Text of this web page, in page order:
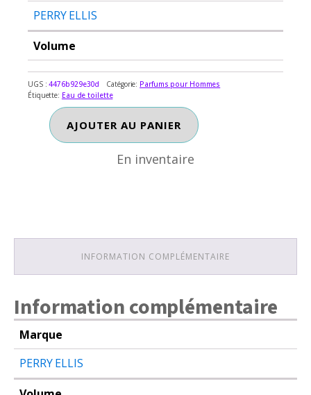
PERRY ELLIS
Volume
UGS :4476b929e30d Catégorie: Parfums pour Hommes
Étiquette: Eau de toilette
quantité
de
AJOUTER AU PANIER
En inventaire
INFORMATION COMPLÉMENTAIRE
Information complémentaire
Marque
PERRY ELLIS